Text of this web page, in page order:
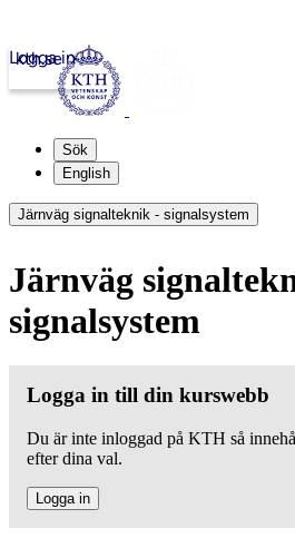
kth.se
Logga in
Sök
English
Järnväg signalteknik - signalsystem
Järnväg
signalsystem
Logga in till din kurswebb
Du är inte inloggad på KTH så
efter dina val.
Logga in